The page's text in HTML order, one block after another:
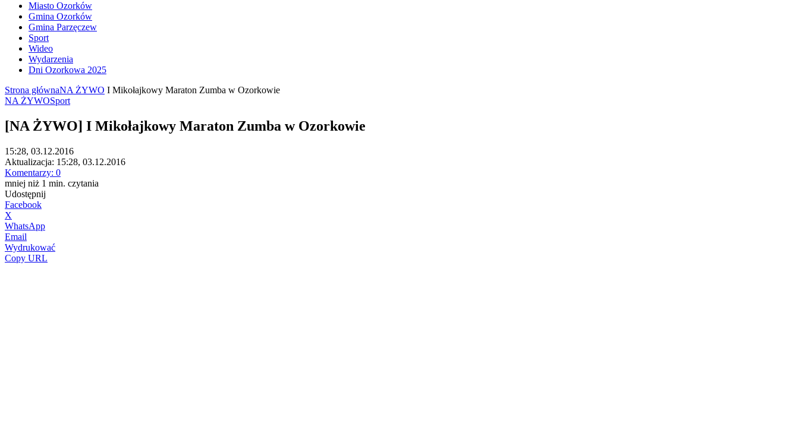
Miasto Ozorków
Gmina Ozorków
Gmina Parzęczew
Sport
Wideo
Wydarzenia
Dni Ozorkowa 2025
Strona głównaNA ŻYWO I Mikołajkowy Maraton Zumba w Ozorkowie
NA ŻYWOSport
[NA ŻYWO] I Mikołajkowy Maraton Zumba w Ozorkowie
15:28, 03.12.2016
Aktualizacja: 15:28, 03.12.2016
Komentarzy: 0
mniej niż 1 min. czytania
Udostępnij
Facebook
X
WhatsApp
Email
Wydrukować
Copy URL